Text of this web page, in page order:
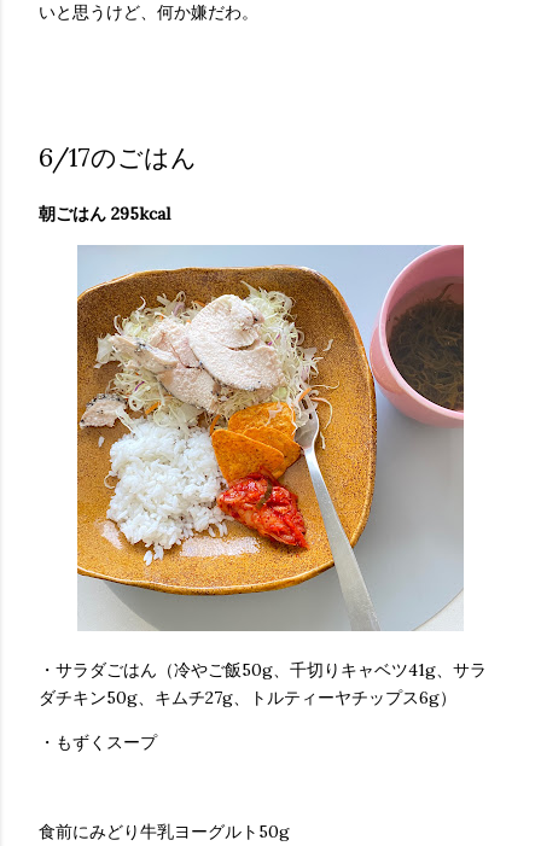
いと思うけど、何か嫌だわ。
6/17のごはん
朝ごはん 295kcal
・サラダごはん（冷やご飯50g、千切りキャベツ41g、サラ
ダチキン50g、キムチ27g、トルティーヤチップス6g）
・もずくスープ
食前にみどり牛乳ヨーグルト50g